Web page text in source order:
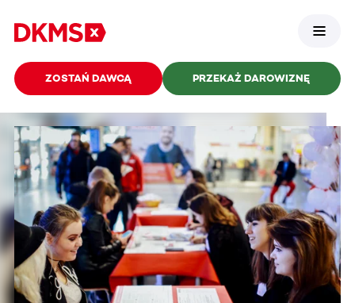
ZOSTAŃ DAWCĄ PRZEKAŻ DAROWIZNĘ